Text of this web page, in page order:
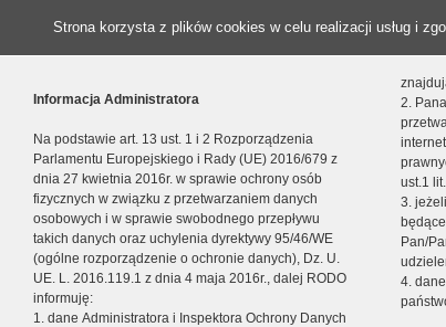
Strona korzysta z plików cookies w celu realizacji usług i
Informacja Administratora
Na podstawie art. 13 ust. 1 i 2 Rozporządzenia
Parlamentu Europejskiego i Rady (UE) 2016/679 z
dnia 27 kwietnia 2016r. w sprawie ochrony osób
fizycznych w związku z przetwarzaniem danych
osobowych i w sprawie swobodnego przepływu
takich danych oraz uchylenia dyrektywy 95/46/WE
(ogólne rozporządzenie o ochronie danych), Dz. U.
UE. L. 2016.119.1 z dnia 4 maja 2016r., dalej RODO
informuję:
1. dane Administratora i Inspektora Ochrony Danych
2.
ust.1
3.
Pan/
4.